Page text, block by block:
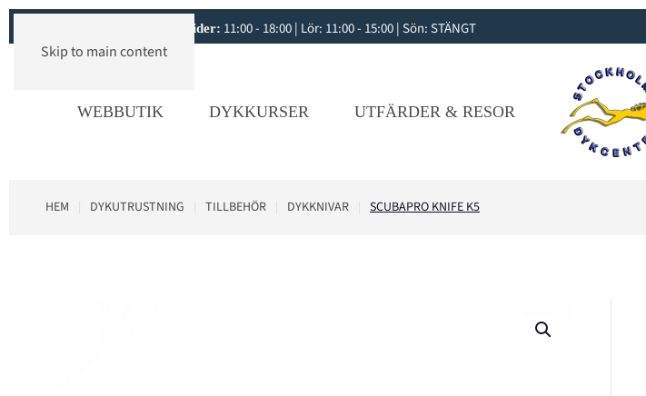
Skip to main content
Öppettider: 11:00 - 18:00 | Lör: 11:00 - 15:00 | Sön: STÄNGT
WEBBUTIK DYKKURSER UTFÄRDER & RESOR
HEM DYKUTRUSTNING TILLBEHÖR DYKKNIVAR SCUBAPRO KNIFE K5